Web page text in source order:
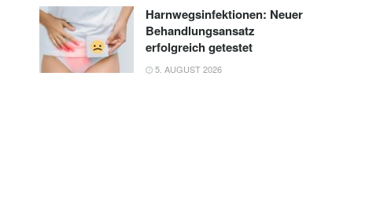
Harnwegsinfektionen: Neuer
Behandlungsansatz
erfolgreich getestet
5. AUGUST 2026